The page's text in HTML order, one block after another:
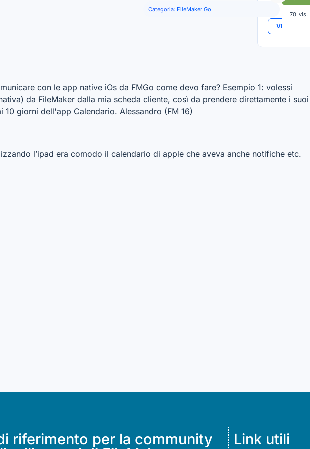
70 vis.
Categoria: FileMaker Go
con le app native iOs da FMGo come devo fare? Esempio 1: volessi
da FileMaker dalla mia scheda cliente, così da prendere direttamente i suoi
giorni dell'app Calendario. Alessandro (FM 16)
l’ipad era comodo il calendario di apple che aveva anche notifiche etc.
VEDI TUTTO
riferimento per la community
Link utili